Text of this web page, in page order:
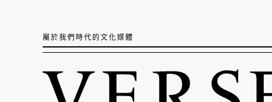
屬於我們時代的文化媒體